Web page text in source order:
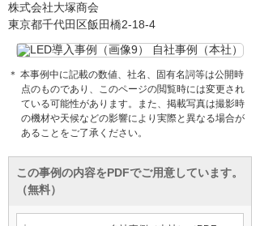
株式会社大塚商会
東京都千代田区飯田橋2-18-4
＊ 本事例中に記載の数値、社名、固有名詞等は公開時
点のものであり、このページの閲覧時には変更され
ている可能性があります。また、掲載写真は撮影時
の機材や天候などの影響により実際と異なる場合が
あることをご了承ください。
この事例の内容をPDFでご用意しています。
（無料）